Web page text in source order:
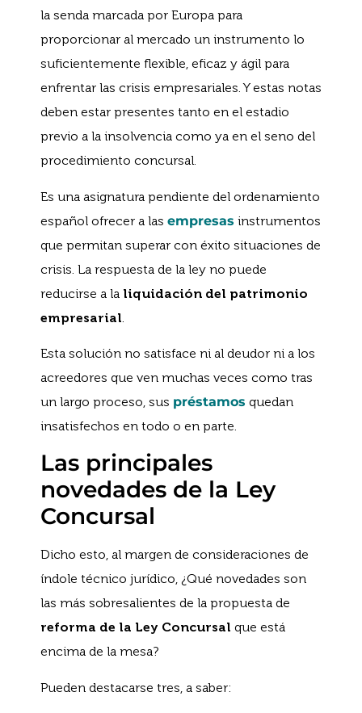
la senda marcada por Europa para
proporcionar al mercado un instrumento lo
suficientemente flexible, eficaz y ágil para
enfrentar las crisis empresariales. Y estas notas
deben estar presentes tanto en el estadio
previo a la insolvencia como ya en el seno del
procedimiento concursal.
Es una asignatura pendiente del ordenamiento
español ofrecer a las empresas instrumentos
que permitan superar con éxito situaciones de
crisis. La respuesta de la ley no puede
reducirse a la liquidación del patrimonio
empresarial
Esta solución no satisface ni al deudor ni a los
acreedores que ven muchas veces como tras
un largo proceso, sus préstamos quedan
insatisfechos en todo o en parte.
Las principales
novedades de la Ley
Concursal
Dicho esto, al margen de consideraciones de
índole técnico jurídico, ¿Qué novedades son
las más sobresalientes de la propuesta de
reforma de la Ley Concursal que está
encima de la mesa?
Pueden destacarse tres, a saber: